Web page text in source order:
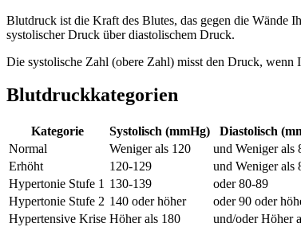
Blutdruck ist die Kraft des Blutes, das gegen die Wände
systolischer Druck über diastolischem Druck.
Die systolische Zahl (obere Zahl) misst den Druck,
Blutdruckkategorien
Kategorie Systolisch (mmHg)
Diastolisch
Normal
Weniger als 120
und Weniger als
Erhöht
120-129
und Weniger als
Hypertonie Stufe 1 130-139
oder 80-89
Hypertonie Stufe 2 140 oder höher
oder 90 oder
Hypertensive Krise Höher als 180 und/oder Höher